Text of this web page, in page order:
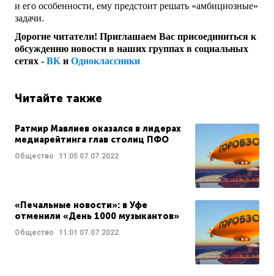
и его особенности, ему предстоит решать «амбициозные»
задачи.
Дорогие читатели! Приглашаем Вас присоединиться к
обсуждению новости в наших группах в социальных
сетях - ВК и Одноклассники
Читайте также
Ратмир Мавлиев оказался в лидерах
медиарейтинга глав столиц ПФО
Общество 11:05 07.07.2022
«Печальные новости»: в Уфе
отменили «День 1000 музыкантов»
Общество 11:01 07.07.2022